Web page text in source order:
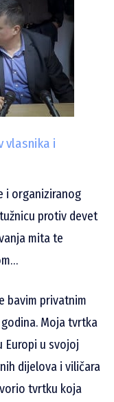
vlasnika i
i organiziranog
protiv devet
mita te
bavim privatnim
Moja tvrtka
Europi u svojoj
dijelova i viličara
tvrtku koja